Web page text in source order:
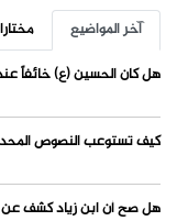
آخر المواضيع
هل كان الحسين (ع) خائفاً
كيف تستوعب النصوص
هل صح أن ابن زياد كشف عن